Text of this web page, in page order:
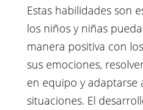
Estas habilidades son
los niños y niñas
manera positiva con
sus emociones,
en equipo y adaptarse
situaciones. El